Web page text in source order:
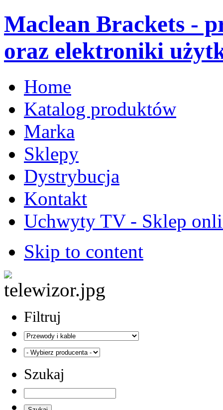
Maclean Brackets -
oraz elektroniki
Home
Katalog produktów
Marka
Sklepy
Dystrybucja
Kontakt
Uchwyty TV - Sklep
Skip to content
Filtruj
Szukaj